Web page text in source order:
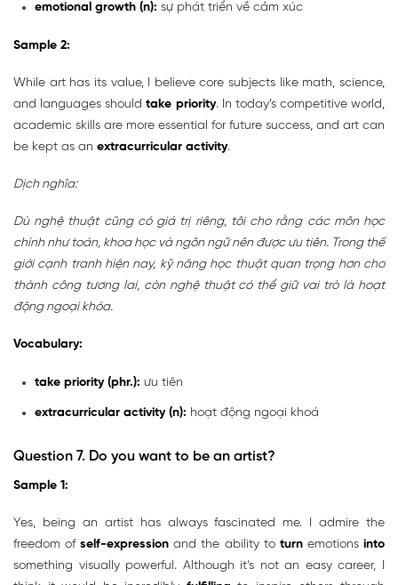
emotional growth (n): sự phát triển về cảm xúc
Sample 2:
While art has its value, I believe core subjects like math, science,
and languages shouldtake priority. In today’s competitive world,
academic skills are more essential for future success, and art can
be kept as an extracurricular activity.
Dịch nghĩa:
Dù nghệ thuật cũng có giá trị riêng, tôi cho rằng các môn học
chính như toán, khoa học và ngôn ngữ nên được ưu tiên. Trong thế
giới cạnh tranh hiện nay, kỹ năng học thuật quan trọng hơn cho
thành công tương lai, còn nghệ thuật có thể giữ vai trò là hoạt
động ngoại khóa.
Vocabulary:
take priority (phr.): ưu tiên
extracurricular activity (n): hoạt động ngoại khoá
Question 7. Do you want to be an artist?
Sample 1:
Yes, being an artist has always fascinated me. I admire the
freedom ofself-expression and the ability to turnemotionsinto
something visually powerful. Although it’s not an easy career, I